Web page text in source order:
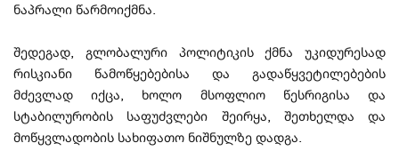
ნაპრალი წარმოიქმნა.
შედეგად, გლობალური პოლიტიკის ქმნა უკიდურესად
რისკიანი წამოწყებებისა და გადაწყვეტილებების
მძევლად იქცა, ხოლო მსოფლიო წესრიგისა და
სტაბილურობის საფუძვლები შეირყა, შეთხელდა და
მოწყვლადობის სახიფათო ნიშნულზე დადგა.